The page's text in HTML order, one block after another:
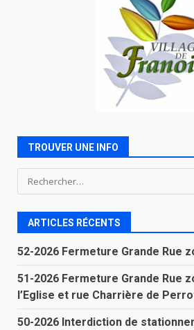
TROUVER UNE INFO
Rechercher :
ARTICLES RÉCENTS
52-2026 Fermeture Grande Rue
51-2026 Fermeture Grande Rue
l’Eglise et rue Charrière de
50-2026 Interdiction de